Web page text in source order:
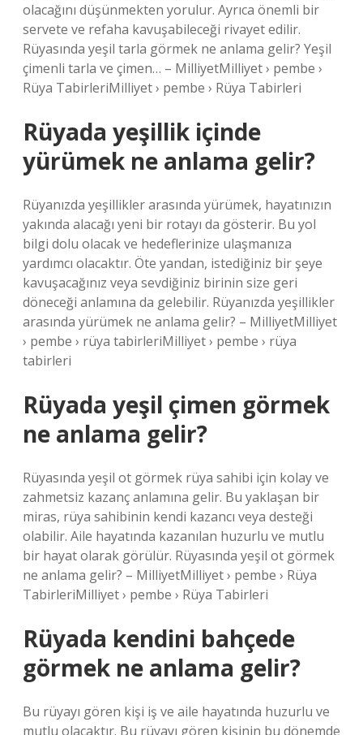
olacağını düşünmekten yorulur. Ayrıca önemli bir
servete ve refaha kavuşabileceği rivayet edilir.
Rüyasında yeşil tarla görmek ne anlama gelir? Yeşil
çimenli tarla ve çimen… – MilliyetMilliyet › pembe ›
Rüya TabirleriMilliyet › pembe › Rüya Tabirleri
Rüyada yeşillik içinde
yürümek ne anlama gelir?
Rüyanızda yeşillikler arasında yürümek, hayatınızın
yakında alacağı yeni bir rotayı da gösterir. Bu yol
bilgi dolu olacak ve hedeflerinize ulaşmanıza
yardımcı olacaktır. Öte yandan, istediğiniz bir şeye
kavuşacağınız veya sevdiğiniz birinin size geri
döneceği anlamına da gelebilir. Rüyanızda yeşillikler
arasında yürümek ne anlama gelir? – MilliyetMilliyet
› pembe › rüya tabirleriMilliyet › pembe › rüya
tabirleri
Rüyada yeşil çimen görmek
ne anlama gelir?
Rüyasında yeşil ot görmek rüya sahibi için kolay ve
zahmetsiz kazanç anlamına gelir. Bu yaklaşan bir
miras, rüya sahibinin kendi kazancı veya desteği
olabilir. Aile hayatında kazanılan huzurlu ve mutlu
bir hayat olarak görülür. Rüyasında yeşil ot görmek
ne anlama gelir? – MilliyetMilliyet › pembe › Rüya
TabirleriMilliyet › pembe › Rüya Tabirleri
Rüyada kendini bahçede
görmek ne anlama gelir?
Bu rüyayı gören kişi iş ve aile hayatında huzurlu ve
mutlu olacaktır. Bu rüyayı gören kişinin bu dönemde